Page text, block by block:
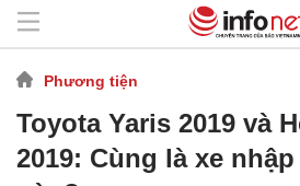
Phương tiện
Toyota Yaris 2019 và
2019: Cùng là xe